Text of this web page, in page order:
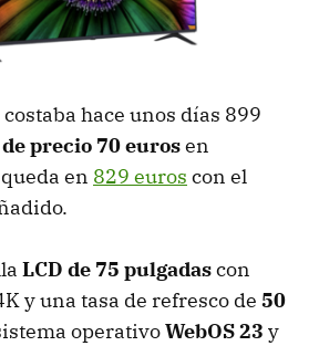
costaba hace unos días 899
precio 70 eurosen
en 829 euros con el
LCD de 75 pulgadascon
y una tasa de refresco de 50
operativoWebOS 23 y